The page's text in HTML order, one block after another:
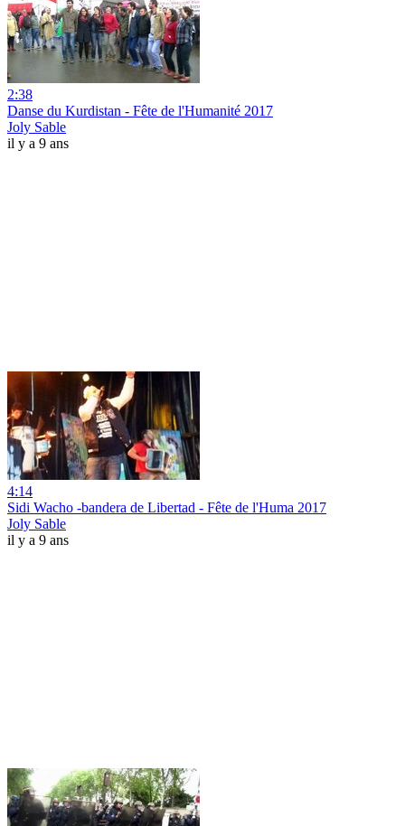
2:38
Danse du Kurdistan - Fête de l'Humanité 2017
Joly Sable
il y a 9 ans
4:14
Sidi Wacho -bandera de Libertad - Fête de l'Huma 2017
Joly Sable
il y a 9 ans